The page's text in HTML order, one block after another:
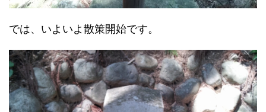
では、いよいよ散策開始です。